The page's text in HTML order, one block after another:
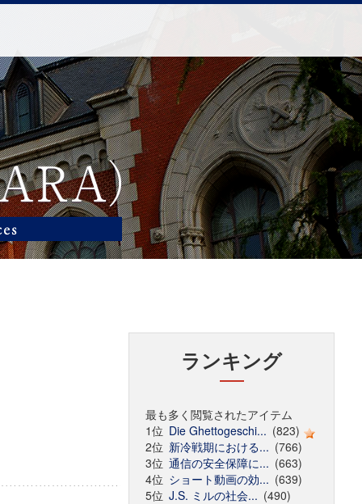
ランキング
最も多く閲覧されたアイテム
1位 Die Ghettogeschi... (823)
2位 新冷戦期における... (766)
3位 通信の安全保障に... (663)
4位 ショート動画の効... (639)
5位 J.S. ミルの社会... (490)